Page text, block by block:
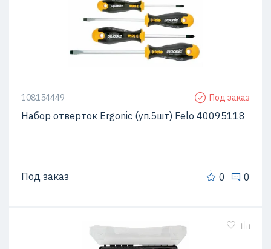
108154449 Под заказ
Набор отверток Ergonic (уп.5шт) Felo 40095118
Под заказ 0 0